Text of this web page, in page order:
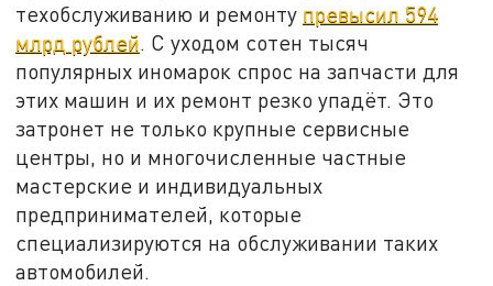
техобслуживанию и ремонту превысил 594
млрд рублей. С уходом сотен тысяч
популярных иномарок спрос на запчасти для
этих машин и их ремонт резко упадёт. Это
затронет не только крупные сервисные
центры, но и многочисленные частные
мастерские и индивидуальных
предпринимателей, которые
специализируются на обслуживании таких
автомобилей.